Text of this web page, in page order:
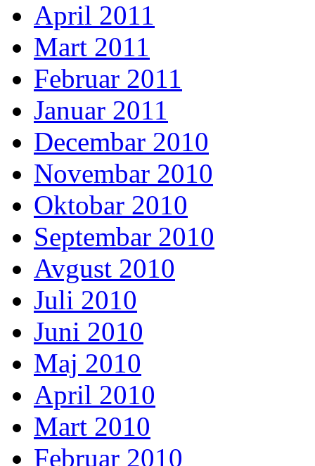
April 2011
Mart 2011
Februar 2011
Januar 2011
Decembar 2010
Novembar 2010
Oktobar 2010
Septembar 2010
Avgust 2010
Juli 2010
Juni 2010
Maj 2010
April 2010
Mart 2010
Februar 2010